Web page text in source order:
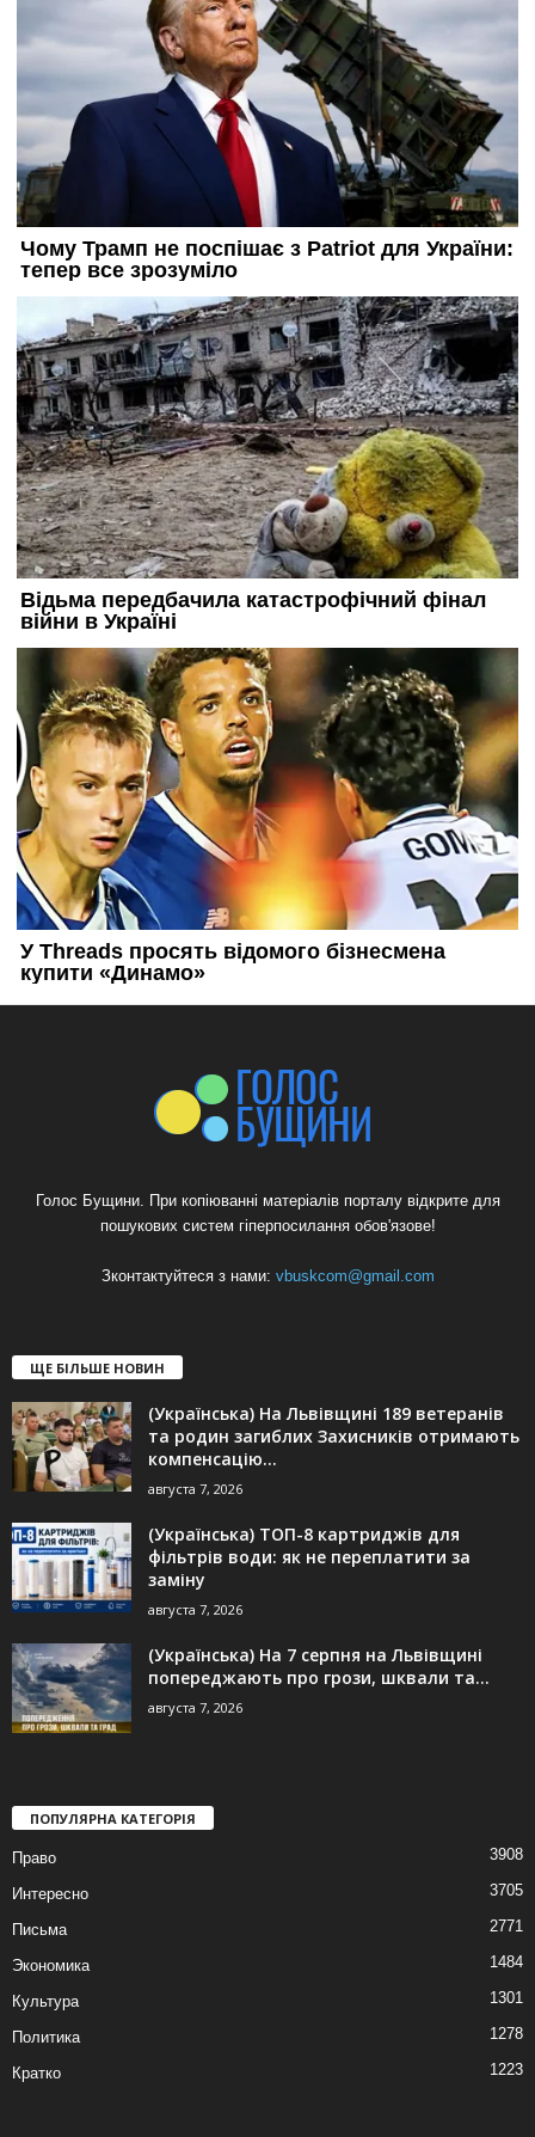
Голос Бущини. При копіюванні матеріалів порталу відкрите для
пошукових систем гіперпосилання обов'язове!
Зконтактуйтеся з нами: vbuskcom@gmail.com
ЩЕ БІЛЬШЕ НОВИН
(Українська) На Львівщині 189 ветеранів
та родин загиблих Захисників отримають
компенсацію...
августа 7, 2026
(Українська) ТОП-8 картриджів для
фільтрів води: як не переплатити за
заміну
августа 7, 2026
(Українська) На 7 серпня на Львівщині
попереджають про грози, шквали та...
августа 7, 2026
ПОПУЛЯРНА КАТЕГОРІЯ
Право 3908
Интересно 3705
Письма 2771
Экономика 1484
Культура 1301
Политика 1278
Кратко 1223